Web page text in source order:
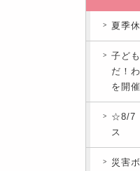
夏季
子ど
だ！
を開
☆8/7
ス
災害